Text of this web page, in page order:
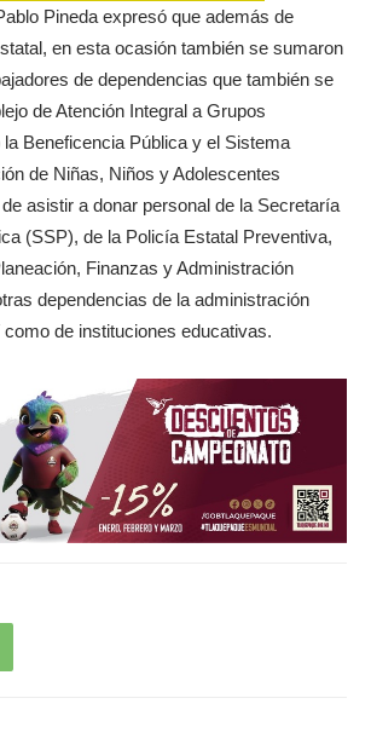
Pineda expresó que además de
en esta ocasión también se sumaron
de dependencias que también se
de Atención Integral a Grupos
Beneficencia Pública y el Sistema
de Niñas, Niños y Adolescentes
asistir a donar personal de la Secretaría
(SSP), de la Policía Estatal Preventiva,
Finanzas y Administración
dependencias de la administración
de instituciones educativas.